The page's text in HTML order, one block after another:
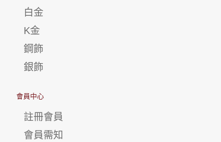
白金
K金
鋼飾
銀飾
會員中心
註冊會員
會員需知